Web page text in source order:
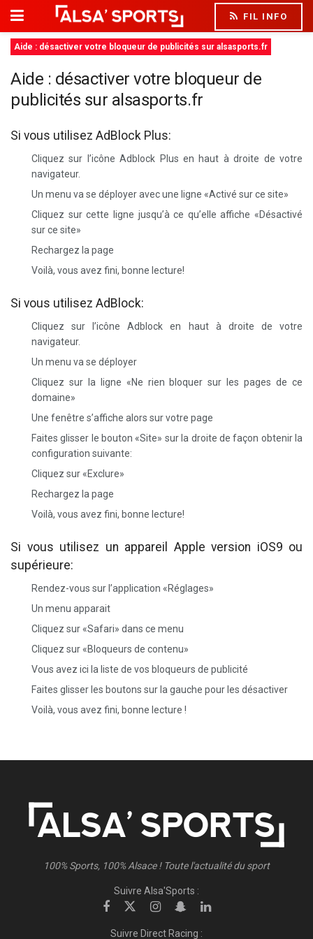
FIL INFO
Aide : désactiver votre bloqueur de publicités sur alsasports.fr
Aide : désactiver votre bloqueur de
publicités sur alsasports.fr
Si vous utilisez AdBlock Plus:
Cliquez sur l’icône Adblock Plus en haut à droite de votre
navigateur.
Un menu va se déployer avec une ligne «Activé sur ce site»
Cliquez sur cette ligne jusqu’à ce qu’elle affiche «Désactivé
sur ce site»
Rechargez la page
Voilà, vous avez fini, bonne lecture!
Si vous utilisez AdBlock:
Cliquez sur l’icône Adblock en haut à droite de votre
navigateur.
Un menu va se déployer
Cliquez sur la ligne «Ne rien bloquer sur les pages de ce
domaine»
Une fenêtre s’affiche alors sur votre page
Faites glisser le bouton «Site» sur la droite de façon obtenir la
configuration suivante:
Cliquez sur «Exclure»
Rechargez la page
Voilà, vous avez fini, bonne lecture!
Si vous utilisez un appareil Apple version iOS9 ou
supérieure:
Rendez-vous sur l’application «Réglages»
Un menu apparait
Cliquez sur «Safari» dans ce menu
Cliquez sur «Bloqueurs de contenu»
Vous avez ici la liste de vos bloqueurs de publicité
Faites glisser les boutons sur la gauche pour les désactiver
Voilà, vous avez fini, bonne lecture !
100% Sports, 100% Alsace ! Toute l'actualité du sport
Suivre Alsa'Sports :
Suivre Direct Racing :